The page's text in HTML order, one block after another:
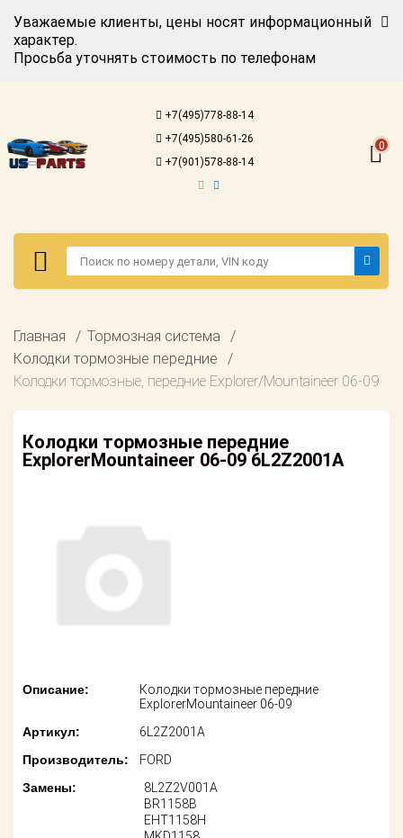
Уважаемые клиенты, цены носят информационный
характер.
Просьба уточнять стоимость по телефонам
+7(495)778-88-14
+7(495)580-61-26
+7(901)578-88-14
0
Авторизация
американских
автомобилей
запросу
техобслуживание
Оплата
Возврат
Регистрация
американских
Онлайн каталоги
Доставка
Оплата
Возврат
Главная
Тормозная система
Колодки тормозные передние
Колодки тормозные, передние Explorer/Mountaineer 06-09
Колодки тормозные передние
ExplorerMountaineer 06-09 6L2Z2001A
Описание:
Колодки тормозные передние
ExplorerMountaineer 06-09
Артикул:
6L2Z2001A
Производитель:
FORD
Замены:
8L2Z2V001A
BR1158B
EHT1158H